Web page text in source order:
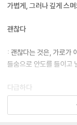
아름답다: 눈을 떼지 못할
암담하다: 앞이 전혀 보이
야속하다: 힘들어할 때
어정쩡하다: 앉아 있기도
영악하다: 순식간에 계산
완벽하다: 햇살같이 투명
울적하다: 수다를 떨다가
가볍게, 그러나 깊게 스
괜찮다
: 괜찮다는 것은, 가로가
들숨으로 안도를 들이고
다급하다
: 다급하다는 것은, 일하